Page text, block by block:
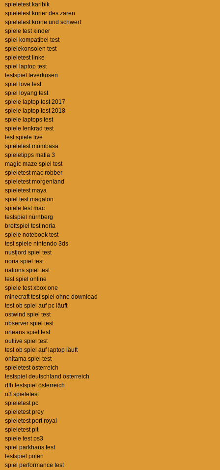
spieletest karibik
spieletest kurier des zaren
spieletest krone und schwert
spiele test kinder
spiel kompatibel test
spielekonsolen test
spieletest linke
spiel laptop test
testspiel leverkusen
spiel love test
spiel loyang test
spiele laptop test 2017
spiele laptop test 2018
spiele laptops test
spiele lenkrad test
test spiele live
spieletest mombasa
spieletipps mafia 3
magic maze spiel test
spieletest mac robber
spieletest morgenland
spieletest maya
spiel test magalon
spiele test mac
testspiel nürnberg
brettspiel test noria
spiele notebook test
test spiele nintendo 3ds
nusfjord spiel test
noria spiel test
nations spiel test
test spiel online
spiele test xbox one
minecraft test spiel ohne download
test ob spiel auf pc läuft
ostwind spiel test
observer spiel test
orleans spiel test
outlive spiel test
test ob spiel auf laptop läuft
onitama spiel test
spieletest österreich
testspiel deutschland österreich
dfb testspiel österreich
ö3 spieletest
spieletest pc
spieletest prey
spieletest port royal
spieletest pit
spiele test ps3
spiel parkhaus test
testspiel polen
spiel performance test